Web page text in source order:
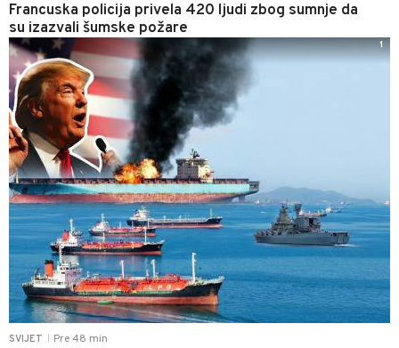
Francuska policija privela 420 ljudi zbog sumnje da
su izazvali šumske požare
SVIJET Pre 48 min
1